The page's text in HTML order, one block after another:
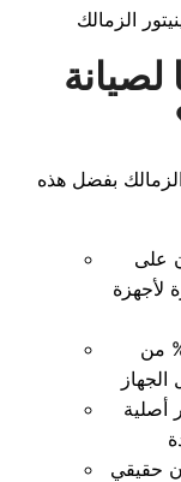
الزمالك
لصيانة
الزمالك بفضل هذه
على
لأجهزة
بإصلاح 95% من
أصلية
حقيقي